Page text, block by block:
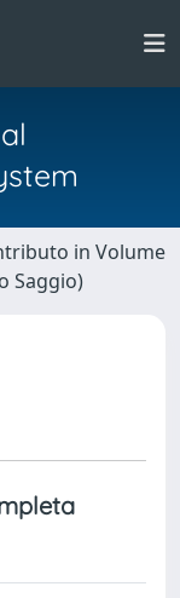
in Volume
Saggio)